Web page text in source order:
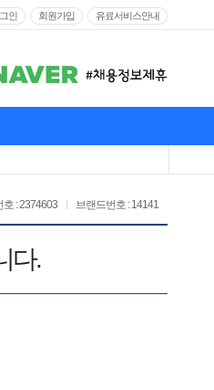
인 회원가입 유료서비스안내
브랜드번호 : 14141
호 : 2374603
다.